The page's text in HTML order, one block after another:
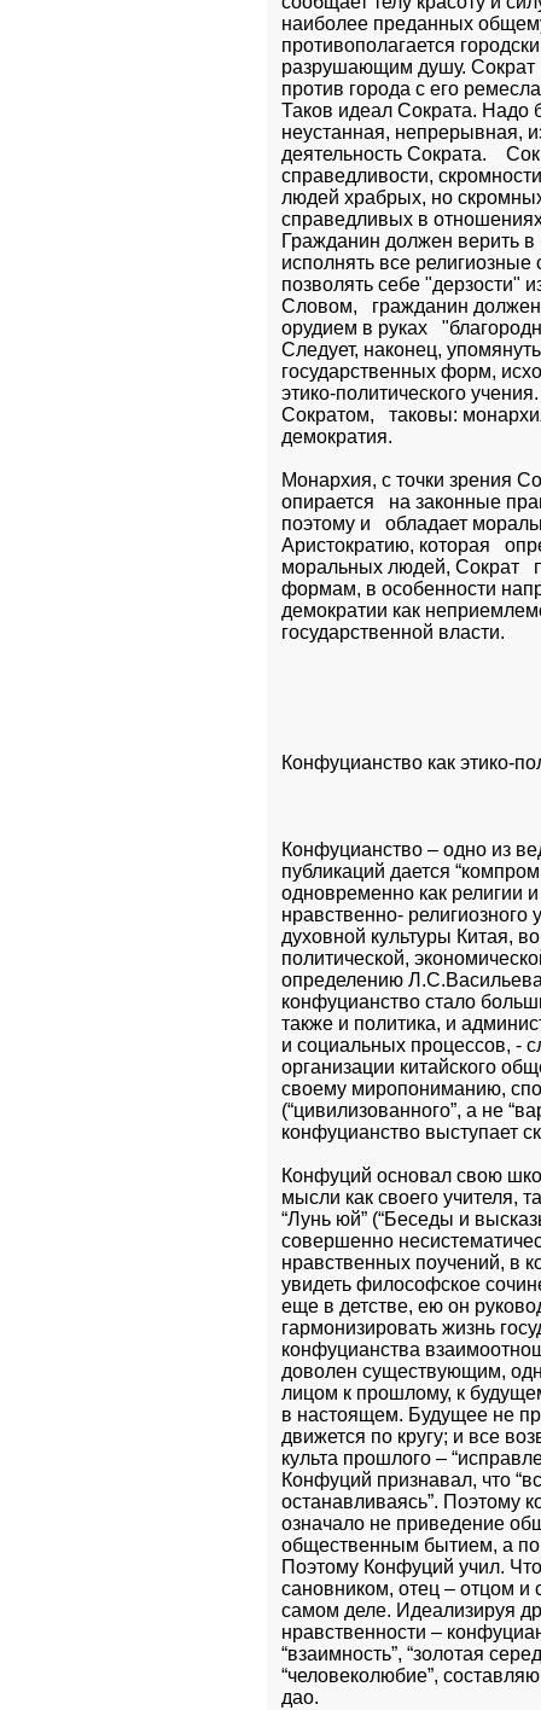
наиболее преданных
противополагается
разрушающим душу.
против города с его
Таков идеал Сократа. Надо
неустанная, непрерывная,
деятельность Сократа.
справедливости,
людей храбрых, но
справедливых в
Гражданин должен верить в
исполнять все религиозные
позволять себе "дерзости"
Словом,   гражданин
орудием в руках
Следует, наконец,
государственных форм,
этико-политического
Сократом,   таковы:
демократия.
Монархия, с точки зрения
опирается   на законные
поэтому и   обладает
Аристократию, которая
моральных людей, Сократ
формам, в особенности
демократии как
государственной власти.
Конфуцианство как этико-
Конфуцианство – одно из
публикаций дается
одновременно как религии
нравственно-
духовной культуры Китая,
политической,
определению
конфуцианство стало
также и политика, и
и социальных процессов, -
организации китайского
своему миропониманию,
(“цивилизованного”, а не
конфуцианство выступает
Конфуций основал свою
мысли как своего учителя,
“Лунь юй” (“Беседы и
совершенно
нравственных поучений, в
увидеть философское
еще в детстве, ею он
гармонизировать жизнь
конфуцианства
доволен существующим,
лицом к прошлому, к
в настоящем. Будущее не
движется по кругу; и все
культа прошлого –
Конфуций признавал, что
останавливаясь”. Поэтому
означало не приведение
общественным бытием, а
Поэтому Конфуций учил.
сановником, отец – отцом
самом деле. Идеализируя
нравственности –
“взаимность”, “золотая
“человеколюбие”,
дао.